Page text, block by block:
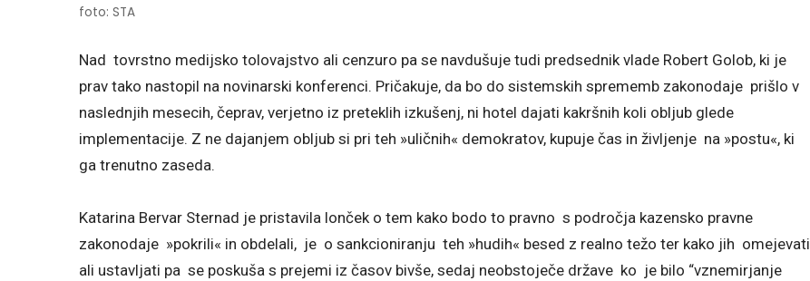
foto: STA
Nad tovrstno medijsko tolovajstvo ali cenzuro pa se navdušuje tudi predsednik vlade Robert Golob, ki je
prav tako nastopil na novinarski konferenci. Pričakuje, da bo do sistemskih sprememb zakonodaje prišlo v
naslednjih mesecih, čeprav, verjetno iz preteklih izkušenj, ni hotel dajati kakršnih koli obljub glede
implementacije. Z ne dajanjem obljub si pri teh »uličnih« demokratov, kupuje čas in življenje na »postu«, ki
ga trenutno zaseda.
Katarina Bervar Sternad je pristavila lonček o tem kako bodo to pravno s področja kazensko pravne
zakonodaje »pokrili« in obdelali, je o sankcioniranju teh »hudih« besed z realno težo ter kako jih omejevati
ali ustavljati pa se poskuša s prejemi iz časov bivše, sedaj neobstoječe države ko je bilo “vznemirjanje